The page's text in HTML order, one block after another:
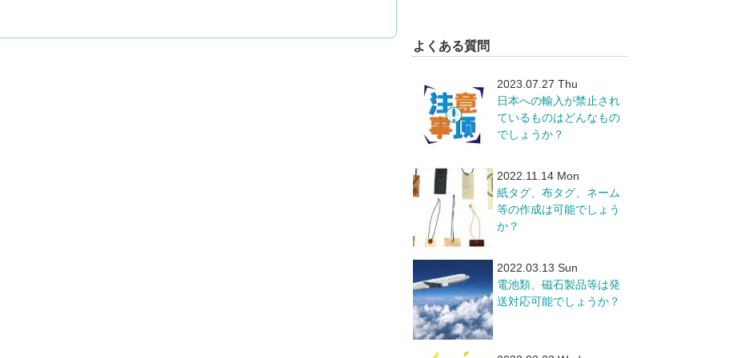
よくある質問
2023.07.27 Thu
日本への輸入が禁止され
ているものはどんなもの
でしょうか？
2022.11.14 Mon
紙タグ、布タグ、ネーム
等の作成は可能でしょう
か？
2022.03.13 Sun
電池類、磁石製品等は発
送対応可能でしょうか？